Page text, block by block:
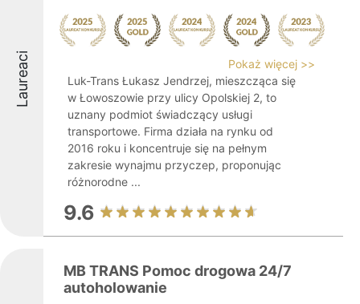
Laureaci
Pokaż więcej >>
Luk-Trans Łukasz Jendrzej, mieszcząca się
w Łowoszowie przy ulicy Opolskiej 2, to
uznany podmiot świadczący usługi
transportowe. Firma działa na rynku od
2016 roku i koncentruje się na pełnym
zakresie wynajmu przyczep, proponując
różnorodne ...
9.6
MB TRANS Pomoc drogowa 24/7
autoholowanie